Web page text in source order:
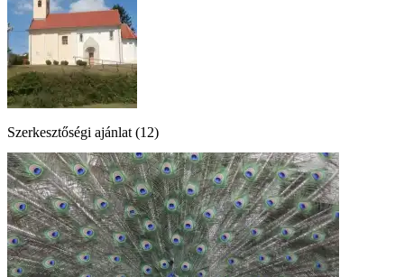
Szerkesztőségi ajánlat (12)